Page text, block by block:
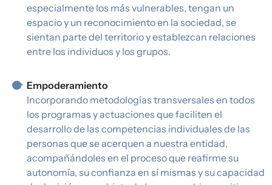
especialmente los más vulnerables, tengan un
espacio y un reconocimiento en la sociedad, se
sientan parte del territorio y establezcan relaciones
entre los individuos y los grupos.
Empoderamiento
Incorporando metodologías transversales en todos
los programas y actuaciones que faciliten el
desarrollo de las competencias individuales de las
personas que se acerquen a nuestra entidad,
acompañándoles en el proceso que reafirme su
autonomía, su confianza en sí mismas y su capacidad